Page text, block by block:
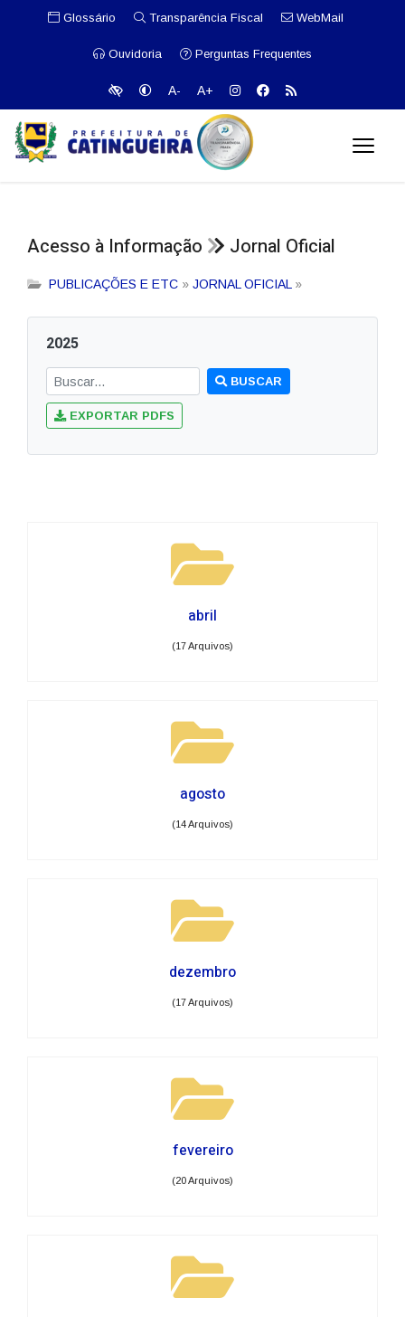
Glossário Transparência Fiscal WebMail
Ouvidoria Perguntas Frequentes
A- A+
Acesso à Informação Jornal Oficial
PUBLICAÇÕES E ETC » JORNAL OFICIAL »
2025
BUSCAR
EXPORTAR PDFS
abril
(17 Arquivos)
agosto
(14 Arquivos)
dezembro
(17 Arquivos)
fevereiro
(20 Arquivos)